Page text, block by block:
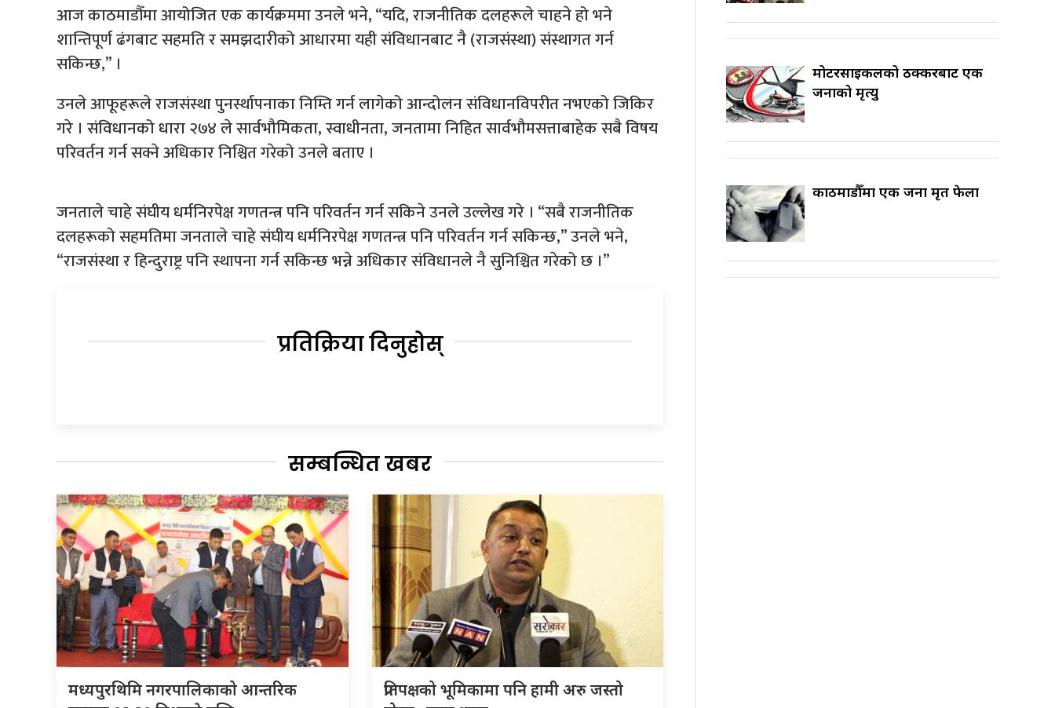
आज काठमाडौँमा आयोजित एक कार्यक्रममा उनले भने, “यदि, राजनीतिक दलहरूले चाहने हो भने
शान्तिपूर्ण ढंगबाट सहमति र समझदारीको आधारमा यही संविधानबाट नै (राजसंस्था) संस्थागत गर्न
सकिन्छ,” ।
उनले आफूहरूले राजसंस्था पुनर्स्थापनाका निम्ति गर्न लागेको आन्दोलन संविधानविपरीत नभएको जिकिर
गरे । संविधानको धारा २७४ ले सार्वभौमिकता, स्वाधीनता, जनतामा निहित सार्वभौमसत्ताबाहेक सबै विषय
परिवर्तन गर्न सक्ने अधिकार निश्चित गरेको उनले बताए ।
जनताले चाहे संघीय धर्मनिरपेक्ष गणतन्त्र पनि परिवर्तन गर्न सकिने उनले उल्लेख गरे । “सबै राजनीतिक
दलहरूको सहमतिमा जनताले चाहे संघीय धर्मनिरपेक्ष गणतन्त्र पनि परिवर्तन गर्न सकिन्छ,” उनले भने,
“राजसंस्था र हिन्दुराष्ट्र पनि स्थापना गर्न सकिन्छ भन्ने अधिकार संविधानले नै सुनिश्चित गरेको छ ।”
प्रतिक्रिया दिनुहोस्
सम्बन्धित खबर
मध्यपुरथिमि नगरपालिकाको आन्तरिक
प्रतिपक्षको भूमिकामा पनि हामी अरु जस्तो
मोटरसाइकलको ठक्करबाट एक
जनाको मृत्यु
काठमाडौँमा एक जना मृत फेला